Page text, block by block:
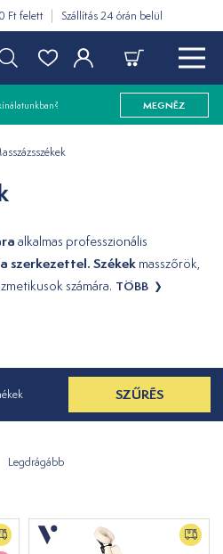
Ft felett Szállítás 24 órán belül
MEGNÉZ
alkalmas professzionális
szerkezettel. Székek masszőrök,
számára. TÖBB
SZŰRÉS
Legdrágább